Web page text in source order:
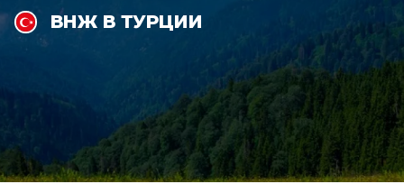
ВНЖ В ТУРЦИИ